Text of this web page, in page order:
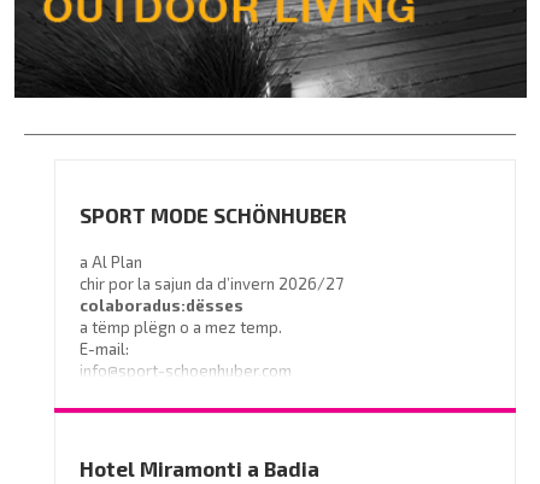
SPORT MODE SCHÖNHUBER
a Al Plan
chir por la sajun da d’invern 2026/27
colaboradus:dësses
a tëmp plëgn o a mez temp.
E-mail:
info@sport-schoenhuber.com
- Tel. 0474 555141
Hotel Miramonti a Badia